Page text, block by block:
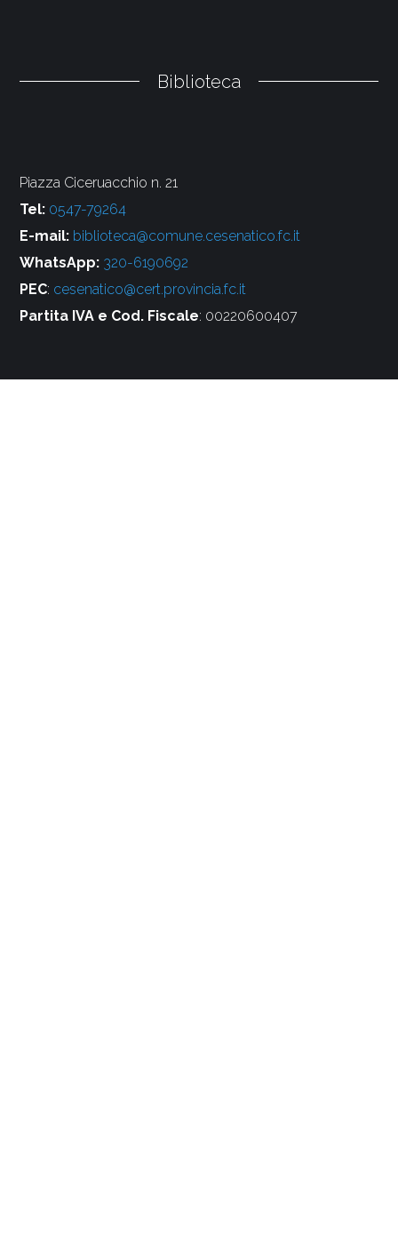
Biblioteca
Piazza Ciceruacchio n. 21
Tel: 0547-79264
E-mail: biblioteca@comune.cesenatico.fc.it
WhatsApp: 320-6190692
PEC: cesenatico@cert.provincia.fc.it
Partita IVA e Cod. Fiscale: 00220600407